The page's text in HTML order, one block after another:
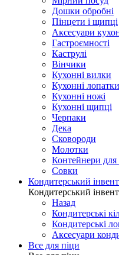
Дошки обробні
Пінцети і щипці
Аксесуари
Гастроємності
Каструлі
Вінчики
Кухонні вилки
Кухонні лопатки
Кухонні ножі
Кухонні щипці
Черпаки
Дека
Сковороди
Молотки
Контейнери для
Совки
Кондитерський
Кондитерський
Назад
Кондитерські
Кондитерські
Аксесуари
Все для піци